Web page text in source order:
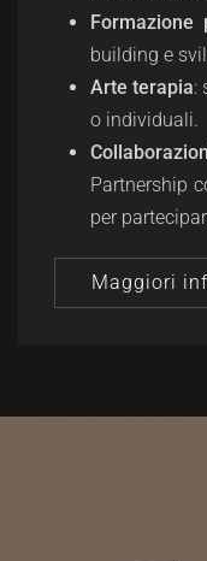
Formazione
building e
Arte terapia:
o individuali.
Partnership
per
Maggiori